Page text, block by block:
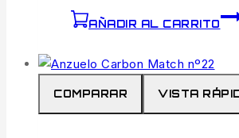
AÑADIR AL CARRITO
COMPARAR VISTA